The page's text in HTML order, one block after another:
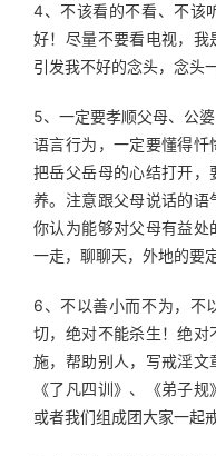
4、不该看的不看、不该
好！尽量不要看电视，
引发我不好的念头，念头
5、一定要孝顺父母、公
语言行为，一定要懂得
把岳父岳母的心结打开
养。注意跟父母说话的
你认为能够对父母有益
一走，聊聊天，外地的要
6、不以善小而不为，不
切，绝对不能杀生！绝
施，帮助别人，写戒淫文
《了凡四训》、《弟子
或者我们组成团大家一起